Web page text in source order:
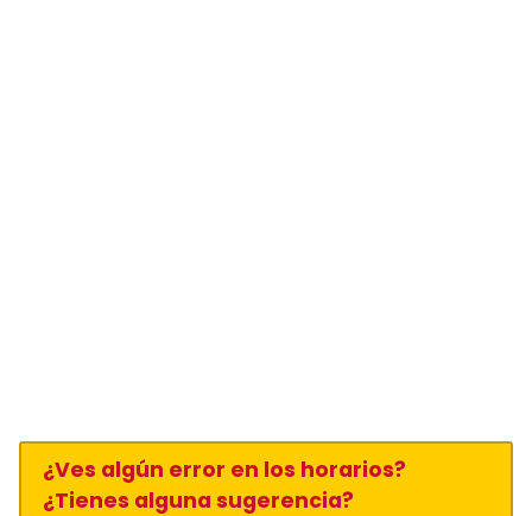
¿Ves algún error en los horarios?
¿Tienes alguna sugerencia?